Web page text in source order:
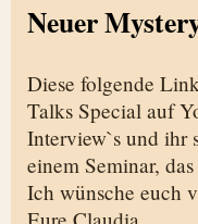
Neuer
Diese folgende
Talks Special auf
Interview`s und ihr
einem Seminar,
Ich wünsche euch